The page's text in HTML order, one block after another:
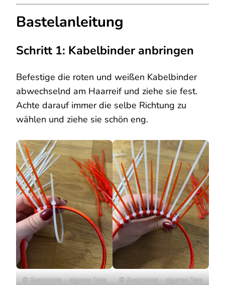
Bastelanleitung
Schritt 1: Kabelbinder anbringen
Befestige die roten und weißen Kabelbinder
abwechselnd am Haarreif und ziehe sie fest.
Achte darauf immer die selbe Richtung zu
wählen und ziehe sie schön eng.
© Kostümista – eigenes Foto © Kostümista – eigenes Foto